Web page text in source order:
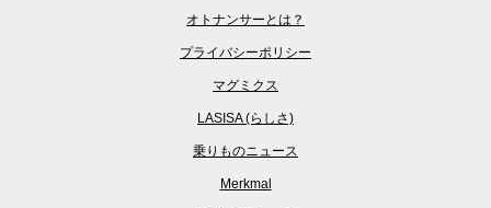
オトナンサーとは？
プライバシーポリシー
マグミクス
LASISA (らしさ)
乗りものニュース
Merkmal